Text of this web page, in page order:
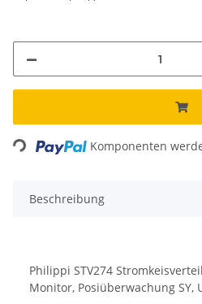
Loading... Komponenten
Beschreibung
Philippi STV274
Monitor, Posiüberwachung SY,